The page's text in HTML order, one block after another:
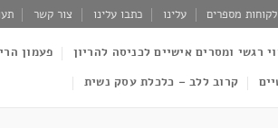
לקוחות מספרים עלינו כתבו עלינו צור קשר
רגשי ומסרים אישיים לכניסה להריון פעמון
קרוב ללב – כלכלת עסק נשית